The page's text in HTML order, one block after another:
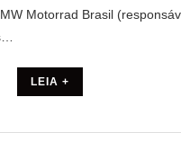
Motorrad Brasil
LEIA +